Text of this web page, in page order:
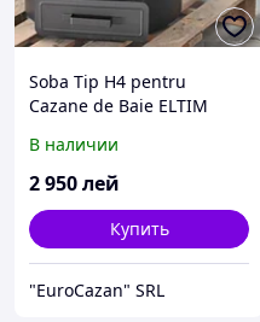
Soba Tip H4 pentru
Cazane de Baie ELTIM
В наличии
2 950лей
Купить
"EuroCazan" SRL